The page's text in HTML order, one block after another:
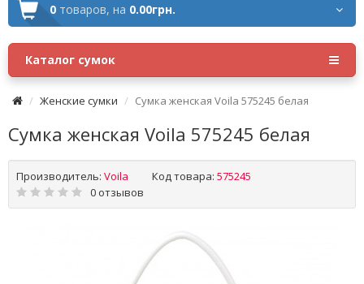
0 товаров, на 0.00грн.
Каталог сумок
Женские сумки Сумка женская Voila 575245 белая
Сумка женская Voila 575245 белая
Производитель: Voila Код товара: 575245
0 отзывов